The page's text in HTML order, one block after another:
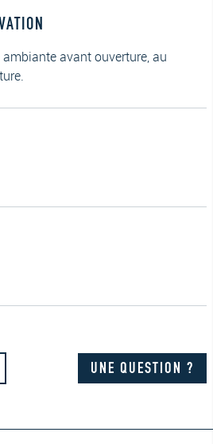
avant ouverture, au
UNE QUESTION ?